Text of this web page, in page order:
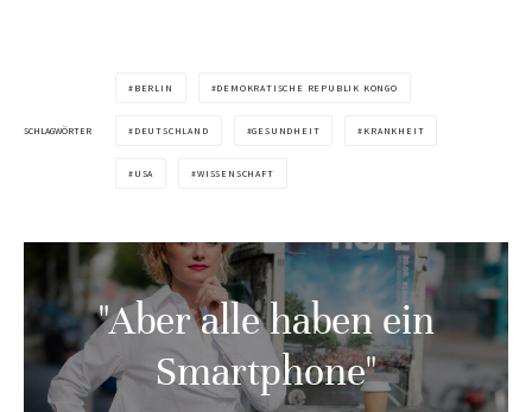
SCHLAGWÖRTER
BERLIN DEMOKRATISCHE REPUBLIK KONGO
DEUTSCHLAND GESUNDHEIT KRANKHEIT
USA WISSENSCHAFT
"Aber alle haben ein
Smartphone"